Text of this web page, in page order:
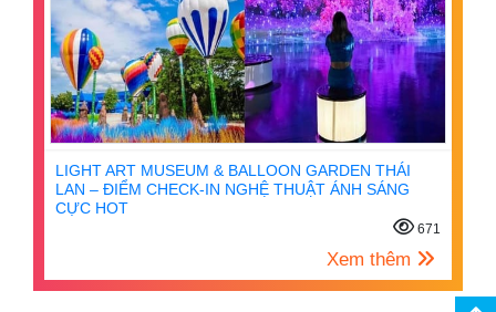
LIGHT ART MUSEUM & BALLOON GARDEN THÁI
LAN – ĐIỂM CHECK-IN NGHỆ THUẬT ÁNH SÁNG
CỰC HOT
671
Xem thêm